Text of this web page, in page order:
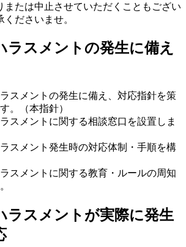
または中止させていただくこともござい
ださいませ。
ラスメントの発生に備え
スメントの発生に備え、対応指針を策
。（本指針）
スメントに関する相談窓口を設置しま
スメント発生時の対応体制・手順を構
スメントに関する教育・ルールの周知
ラスメントが実際に発生